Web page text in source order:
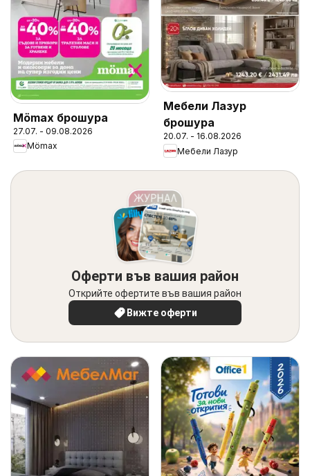
Mömax брошура
27.07. - 09.08.2026
Mömax
Мебели Лазур
брошура
20.07. - 16.08.2026
Мебели Лазур
Оферти във вашия район
Открийте офертите във вашия район
Вижте оферти